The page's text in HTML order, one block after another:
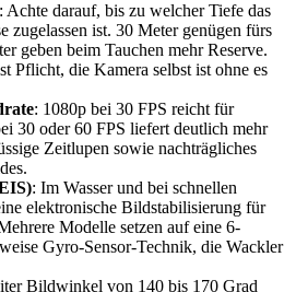
: Achte darauf, bis zu welcher Tiefe das
zugelassen ist. 30 Meter genügen fürs
geben beim Tauchen mehr Reserve.
Pflicht, die Kamera selbst ist ohne es
: 1080p bei 30 FPS reicht für
30 oder 60 FPS liefert deutlich mehr
Zeitlupen sowie nachträgliches
: Im Wasser und bei schnellen
elektronische Bildstabilisierung für
Modelle setzen auf eine 6-
Gyro-Sensor-Technik, die Wackler
Bildwinkel von 140 bis 170 Grad